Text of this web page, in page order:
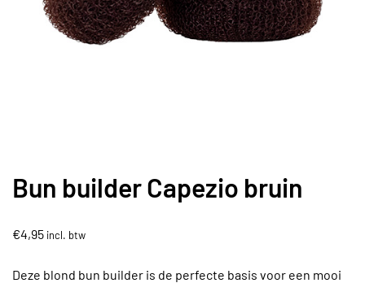
Bun builder Capezio bruin
€4,95 incl. btw
Deze blond bun builder is de perfecte basis voor een mooi